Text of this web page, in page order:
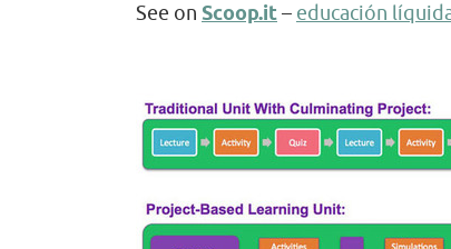
See on Scoop.it– educación